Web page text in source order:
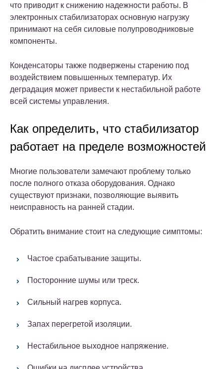
что приводит к снижению надежности работы. В
электронных стабилизаторах основную нагрузку
принимают на себя силовые полупроводниковые
компоненты.
Конденсаторы также подвержены старению под
воздействием повышенных температур. Их
деградация может привести к нестабильной работе
всей системы управления.
Как определить, что стабилизатор
работает на пределе возможностей
Многие пользователи замечают проблему только
после полного отказа оборудования. Однако
существуют признаки, позволяющие выявить
неисправность на ранней стадии.
Обратить внимание стоит на следующие симптомы:
Частое срабатывание защиты.
Посторонние шумы или треск.
Сильный нагрев корпуса.
Запах перегретой изоляции.
Нестабильное выходное напряжение.